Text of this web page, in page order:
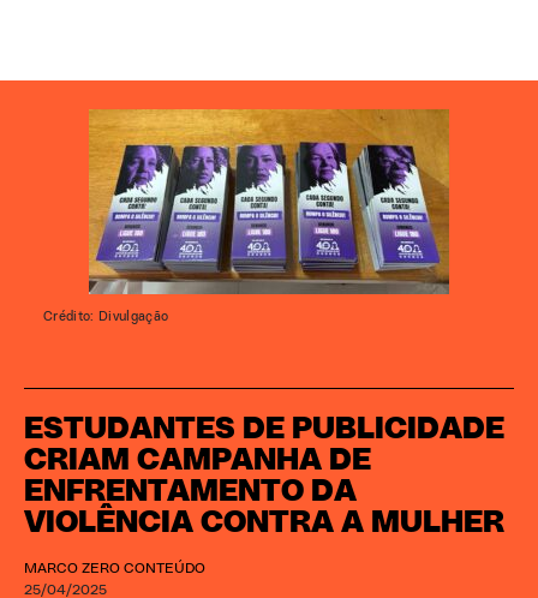
ESTUDANTES DE PUBLICIDADE
CRIAM CAMPANHA DE
ENFRENTAMENTO DA
VIOLÊNCIA CONTRA A MULHER
MARCO ZERO CONTEÚDO
25/04/2025
Crédito: Divulgação